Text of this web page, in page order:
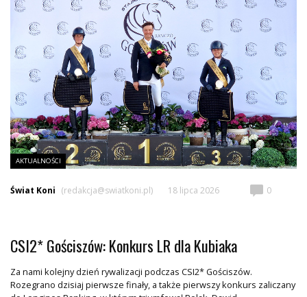
AKTUALNOŚCI
Świat Koni (redakcja@swiatkoni.pl) 18 lipca 2026 0
CSI2* Gościszów: Konkurs LR dla Kubiaka
Za nami kolejny dzień rywalizacji podczas CSI2* Gościszów.
Rozegrano dzisiaj pierwsze finały, a także pierwszy konkurs zaliczany